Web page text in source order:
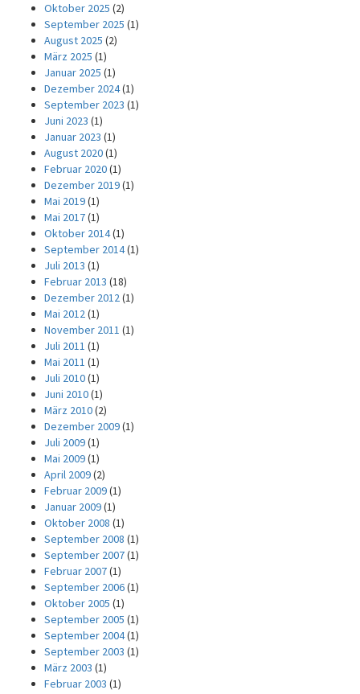
Oktober 2025 (2)
September 2025 (1)
August 2025 (2)
März 2025 (1)
Januar 2025 (1)
Dezember 2024(1)
September 2023 (1)
Juni 2023 (1)
Januar 2023 (1)
August 2020(1)
Februar 2020(1)
Dezember 2019(1)
Mai 2019(1)
Mai 2017(1)
Oktober 2014(1)
September 2014(1)
Juli 2013 (1)
Februar 2013 (18)
Dezember 2012(1)
Mai 2012(1)
November 2011 (1)
Juli 2011 (1)
Mai 2011 (1)
Juli 2010(1)
Juni 2010(1)
März 2010(2)
Dezember 2009(1)
Juli 2009(1)
Mai 2009(1)
April 2009(2)
Februar 2009(1)
Januar 2009(1)
Oktober 2008 (1)
September 2008 (1)
September 2007(1)
Februar 2007(1)
September 2006(1)
Oktober 2005 (1)
September 2005 (1)
September 2004(1)
September 2003 (1)
März 2003 (1)
Februar 2003 (1)